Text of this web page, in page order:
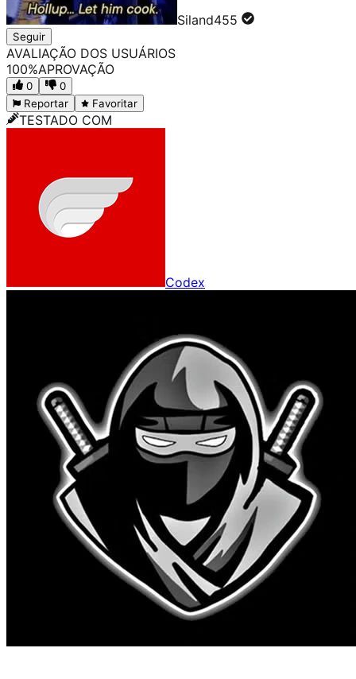
Siland455
Seguir
AVALIAÇÃO DOS USUÁRIOS
100%APROVAÇÃO
0
0
Reportar
Favoritar
TESTADO COM
Codex